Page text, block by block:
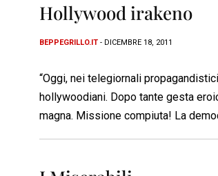
Hollywood irakeno
BEPPEGRILLO.IT - DICEMBRE 18, 2011
“Oggi, nei telegiornali
hollywoodiani. Dopo tante gesta
magna. Missione compiuta! La